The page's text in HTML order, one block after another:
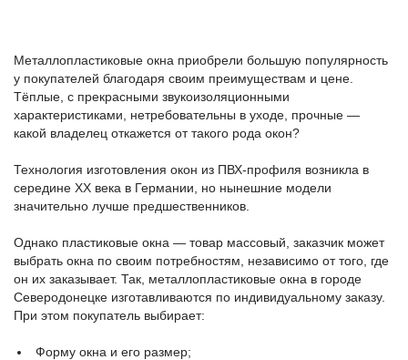
Металлопластиковые окна приобрели большую популярность
у покупателей благодаря своим преимуществам и цене.
Тёплые, с прекрасными звукоизоляционными
характеристиками, нетребовательны в уходе, прочные —
какой владелец откажется от такого рода окон?
Технология изготовления окон из ПВХ-профиля возникла в
середине ХХ века в Германии, но нынешние модели
значительно лучше предшественников.
Однако пластиковые окна — товар массовый, заказчик может
выбрать окна по своим потребностям, независимо от того, где
он их заказывает. Так, металлопластиковые окна в городе
Северодонецке изготавливаются по индивидуальному заказу.
При этом покупатель выбирает:
Форму окна и его размер;